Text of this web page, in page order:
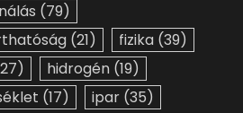
(79)
(21) fizika (39)
hidrogén (19)
(17) ipar (35)